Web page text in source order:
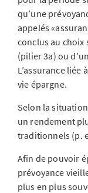
qu’une
appelés
conclus au choix
(pilier 3a) ou
L’assurance liée
vie épargne.
Selon la
un rendement
traditionnels (p.
Afin de pouvoir
prévoyance
plus en plus